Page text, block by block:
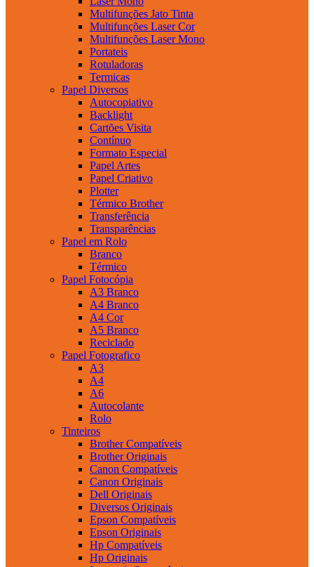
Multifunções Jato Tinta
Multifunções Laser Cor
Multifunções Laser Mono
Portateis
Rotuladoras
Termicas
Papel Diversos
Autocopiativo
Backlight
Cartões Visita
Contínuo
Formato Especial
Papel Artes
Papel Criativo
Plotter
Térmico Brother
Transferência
Transparências
Papel em Rolo
Branco
Térmico
Papel Fotocópia
A3 Branco
A4 Branco
A4 Cor
A5 Branco
Reciclado
Papel Fotografico
A3
A4
A6
Autocolante
Rolo
Tinteiros
Brother Compatíveis
Brother Originais
Canon Compatíveis
Canon Originais
Dell Originais
Diversos Originais
Epson Compatíveis
Epson Originais
Hp Compatíveis
Hp Originais